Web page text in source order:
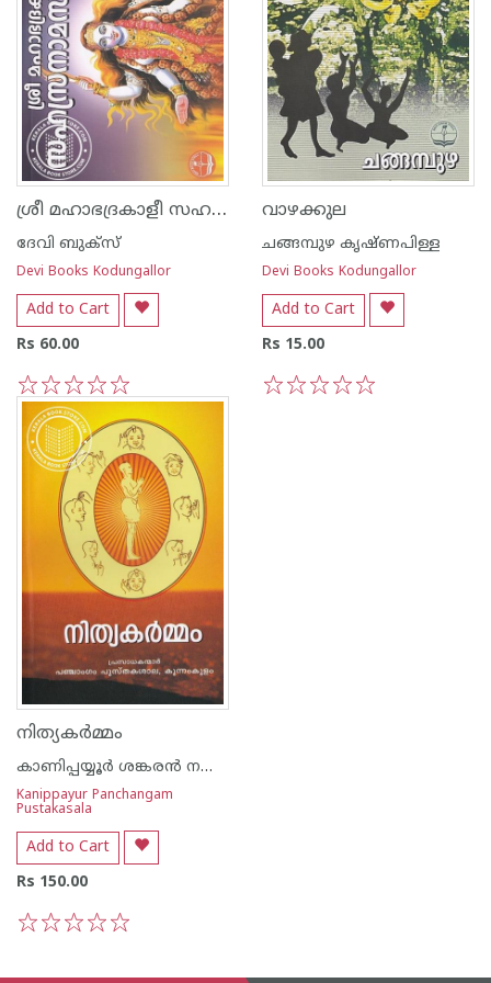
ശ്രീ മഹാഭദ്രകാളീ സഹസ്രനാമ സ്തോത്രം - വലിയ അക്ഷരം
ദേവി ബുക്സ്
Devi Books Kodungallor
Add to Cart
Rs 60.00
5
4
3
2
1
വാഴക്കുല
ചങ്ങമ്പുഴ കൃഷ്ണപിള്ള
Devi Books Kodungallor
Add to Cart
Rs 15.00
നിത്യകര്‍മ്മം
കാണിപ്പയ്യൂര്‍ ശങ്കരന്‍ നമ്പൂതിരിപ്പാട്
Kanippayur Panchangam
Pustakasala
Add to Cart
Rs 150.00